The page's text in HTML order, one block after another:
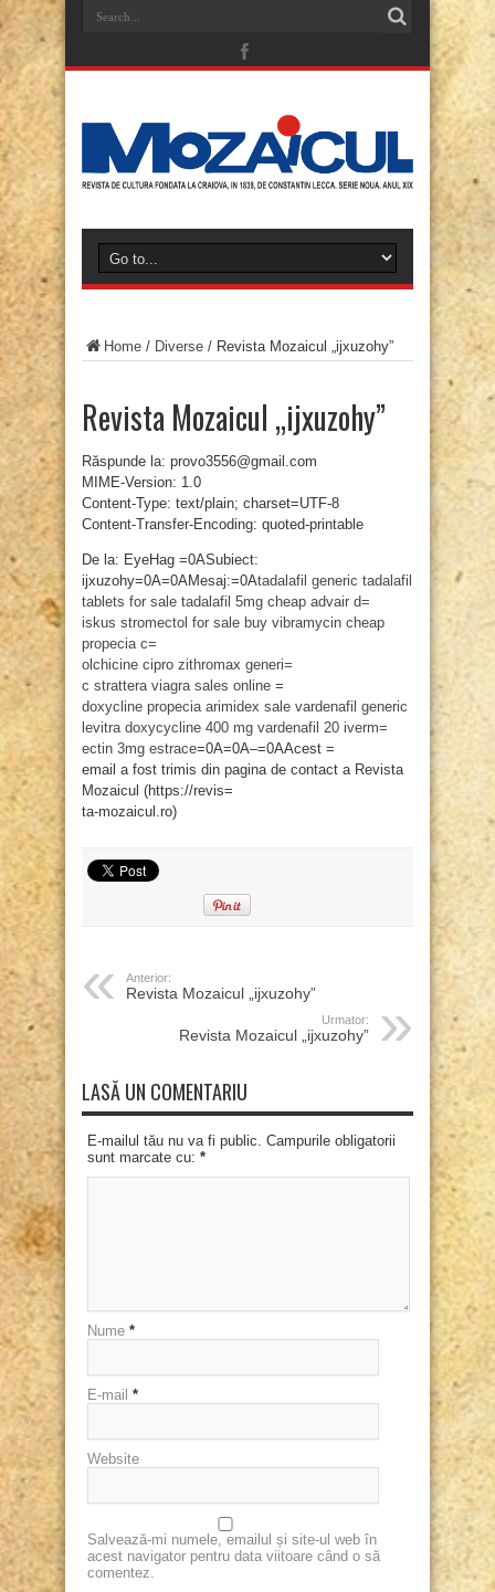
Home / Diverse / Revista Mozaicul „ijxuzohy”
Revista Mozaicul „ijxuzohy”
Răspunde la: provo3556@gmail.com
MIME-Version: 1.0
Content-Type: text/plain; charset=UTF-8
Content-Transfer-Encoding: quoted-printable
De la: EyeHag =0ASubiect:
ijxuzohy=0A=0AMesaj:=0Atadalafil generic tadalafil
tablets for sale tadalafil 5mg cheap advair d=
iskus stromectol for sale buy vibramycin cheap
propecia c=
olchicine cipro zithromax generi=
c strattera viagra sales online =
doxycline propecia arimidex sale vardenafil generic
levitra doxycycline 400 mg vardenafil 20 iverm=
ectin 3mg estrace=0A=0A–=0AAcest =
email a fost trimis din pagina de contact a Revista
Mozaicul (https://revis=
ta-mozaicul.ro)
Anterior:
Revista Mozaicul „ijxuzohy”
Urmator:
Revista Mozaicul „ijxuzohy”
LASĂ UN COMENTARIU
E-mailul tău nu va fi public. Campurile obligatorii
sunt marcate cu: *
Nume *
E-mail *
Website
Salvează-mi numele, emailul și site-ul web în
acest navigator pentru data viitoare când o să
comentez.